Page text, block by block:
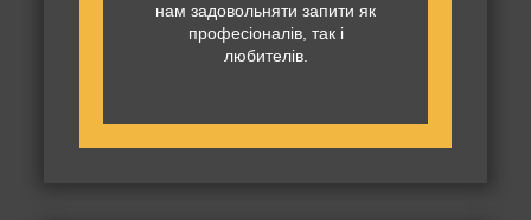
нам задовольняти запити як
професіоналів, так і
любителів.